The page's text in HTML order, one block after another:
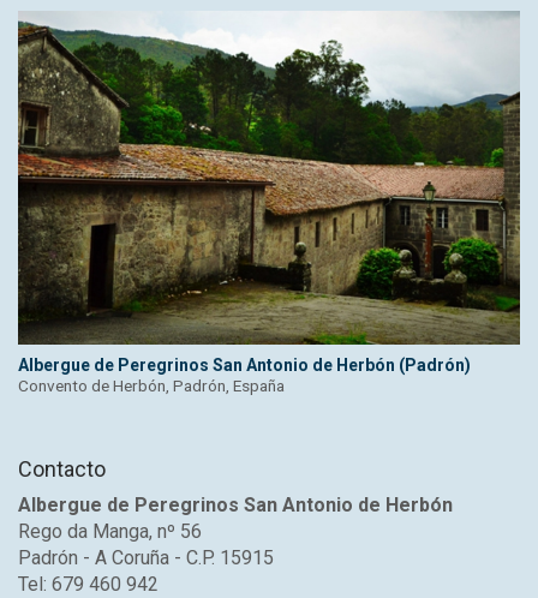
Albergue de Peregrinos San Antonio de Herbón (Padrón)
Convento de Herbón, Padrón, España
Contacto
Albergue de Peregrinos San Antonio de Herbón
Rego da Manga, nº 56
Padrón - A Coruña - C.P. 15915
Tel: 679 460 942